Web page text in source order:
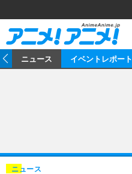
ニュース イベントレポート
ニュース